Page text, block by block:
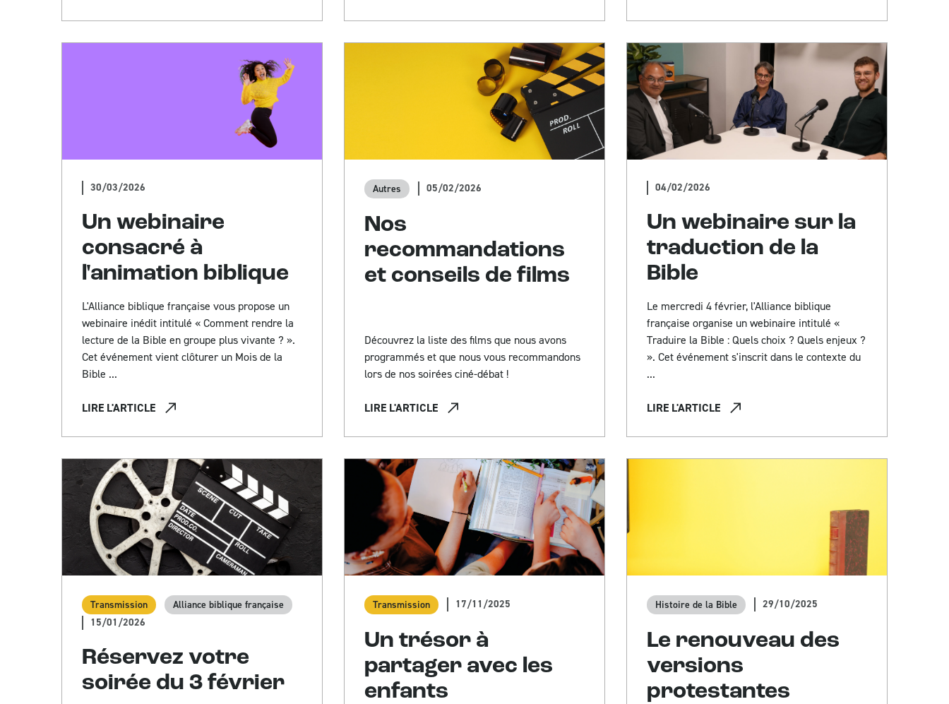
30/03/2026
Un webinaire
consacré à
l'animation biblique
L'Alliance biblique française vous propose un
webinaire inédit intitulé « Comment rendre la
lecture de la Bible en groupe plus vivante ? ».
Cet événement vient clôturer un Mois de la
Bible ...
LIRE L'ARTICLE
Autres 05/02/2026
Nos
recommandations
et conseils de films
Découvrez la liste des films que nous avons
programmés et que nous vous recommandons
lors de nos soirées ciné-débat !
LIRE L'ARTICLE
04/02/2026
Un webinaire sur la
traduction de la
Bible
Le mercredi 4 février, l'Alliance biblique
française organise un webinaire intitulé «
Traduire la Bible : Quels choix ? Quels enjeux ?
». Cet événement s'inscrit dans le contexte du
...
LIRE L'ARTICLE
Transmission
Alliance biblique française
15/01/2026
Réservez votre
soirée du 3 février
Transmission 17/11/2025
Un trésor à
partager avec les
enfants
Histoire de la Bible 29/10/2025
Le renouveau des
versions
protestantes